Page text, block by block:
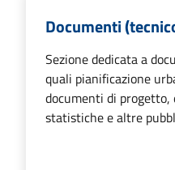
Documenti
Sezione dedicata a
quali pianificazione
documenti di progetto,
statistiche e altre